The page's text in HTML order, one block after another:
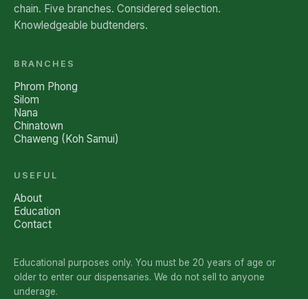
chain. Five branches. Considered selection.
Knowledgeable budtenders.
BRANCHES
Phrom Phong
Silom
Nana
Chinatown
Chaweng (Koh Samui)
USEFUL
About
Education
Contact
Educational purposes only. You must be 20 years of age or
older to enter our dispensaries. We do not sell to anyone
underage.